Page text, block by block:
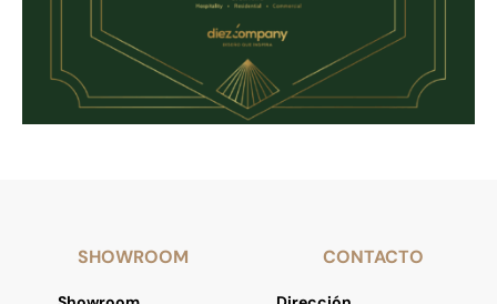
SHOWROOM CONTACTO